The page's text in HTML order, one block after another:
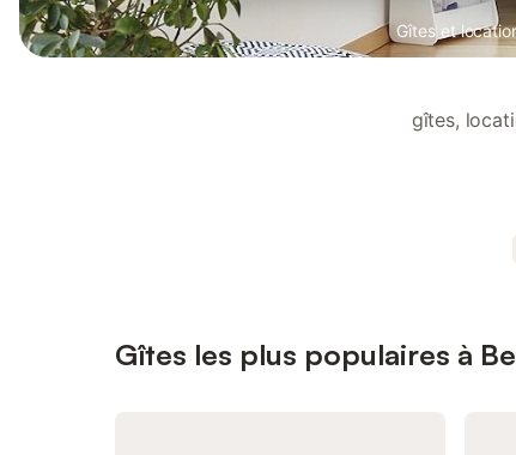
Gîtes et
gîtes,
Gîtes les plus populaires à